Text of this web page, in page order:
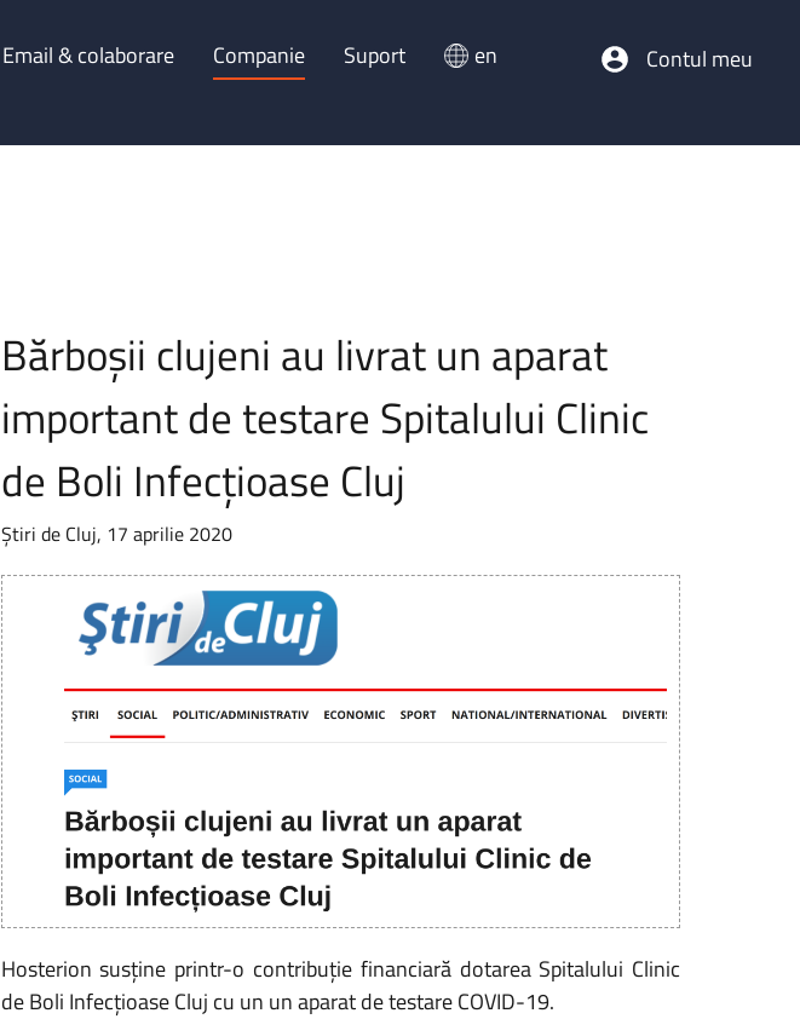
Email & colaborare Companie Suport en Contul meu
Bărboșii clujeni au livrat un aparat
important de testare Spitalului Clinic
de Boli Infecțioase Cluj
Știri de Cluj, 17 aprilie 2020
Hosterion susține printr-o contribuție financiară dotarea Spitalului Clinic
de Boli Infecțioase Cluj cu un un aparat de testare COVID-19.